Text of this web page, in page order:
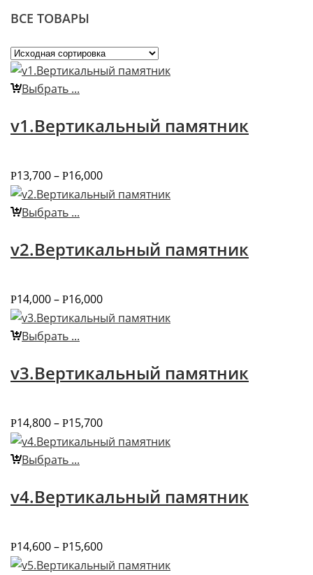
ВСЕ ТОВАРЫ
Выбрать ...
v1.Вертикальный памятник
Р13,700– Р16,000
Выбрать ...
v2.Вертикальный памятник
Р14,000– Р16,000
Выбрать ...
v3.Вертикальный памятник
Р14,800– Р15,700
Выбрать ...
v4.Вертикальный памятник
Р14,600– Р15,600